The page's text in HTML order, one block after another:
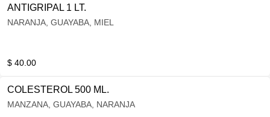
ANTIGRIPAL 1 LT.
NARANJA, GUAYABA, MIEL
$ 40.00
COLESTEROL 500 ML.
MANZANA, GUAYABA, NARANJA